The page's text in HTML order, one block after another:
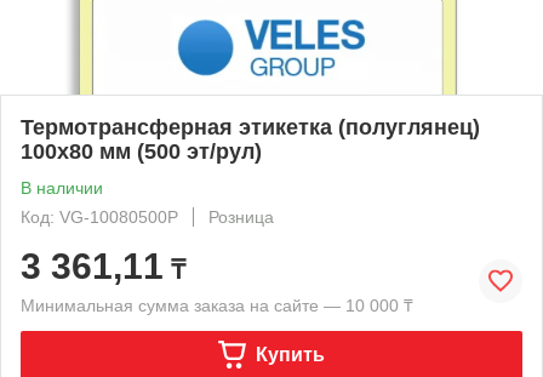
Термотрансферная этикетка (полуглянец)
100x80 мм (500 эт/рул)
В наличии
Код: VG-10080500P
Розница
3 361,11 ₸
Минимальная сумма заказа на сайте — 10 000 ₸
Купить